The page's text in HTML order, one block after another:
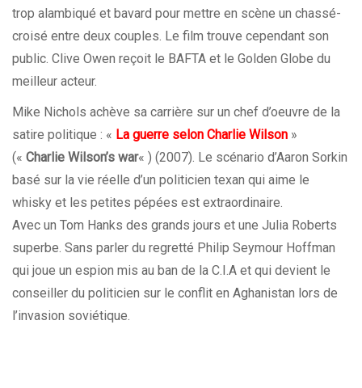
trop alambiqué et bavard pour mettre en scène un chassé-
croisé entre deux couples. Le film trouve cependant son
public. Clive Owen reçoit le BAFTA et le Golden Globe du
meilleur acteur.
Mike Nichols achève sa carrière sur un chef d’oeuvre de la
satire politique : « La guerre selon Charlie Wilson »
(« Charlie Wilson’s war« ) (2007). Le scénario d’Aaron Sorkin
basé sur la vie réelle d’un politicien texan qui aime le
whisky et les petites pépées est extraordinaire.
Avec un Tom Hanks des grands jours et une Julia Roberts
superbe. Sans parler du regretté Philip Seymour Hoffman
qui joue un espion mis au ban de la C.I.A et qui devient le
conseiller du politicien sur le conflit en Aghanistan lors de
l’invasion soviétique.